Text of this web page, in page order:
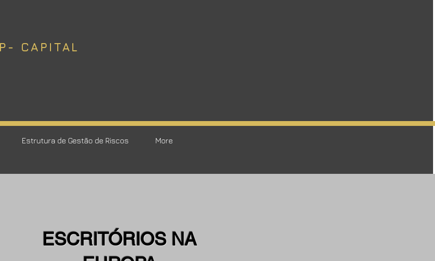
CAPITAL
Estrutura de Gestão de Riscos More
ESCRITÓRIOS NA